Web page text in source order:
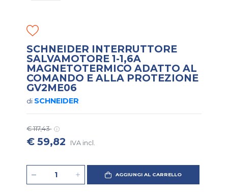
SCHNEIDER INTERRUTTORE
SALVAMOTORE 1-1,6A
MAGNETOTERMICO ADATTO AL
COMANDO E ALLA PROTEZIONE
GV2ME06
di SCHNEIDER
€ 117,43
€ 59,82 IVA incl.
AGGIUNGI AL CARRELLO